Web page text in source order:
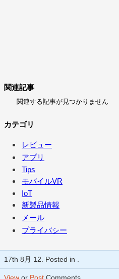
関連記事
関連する記事が見つかりません
カテゴリ
レビュー
アプリ
Tips
モバイルVR
IoT
新製品情報
メール
プライバシー
17th 8月 12. Posted in .